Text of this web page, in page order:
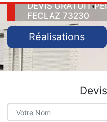
DEVIS GRATUIT
FECLAZ 73230
Réalisations